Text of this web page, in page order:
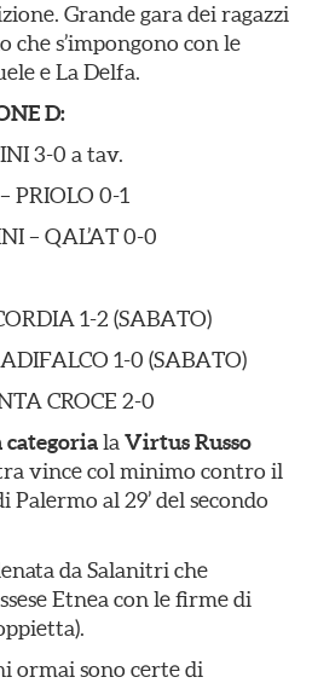
Grande gara dei ragazzi
s’impongono con le
e La Delfa.
D:
3-0 a tav.
PRIOLO 0-1
– QAL’AT 0-0
1-2 (SABATO)
1-0 (SABATO)
CROCE 2-0
categoriala Virtus Russo
vince col minimo contro il
al 29’ del secondo
da Salanitri che
Etnea con le firme di
ormai sono certe di